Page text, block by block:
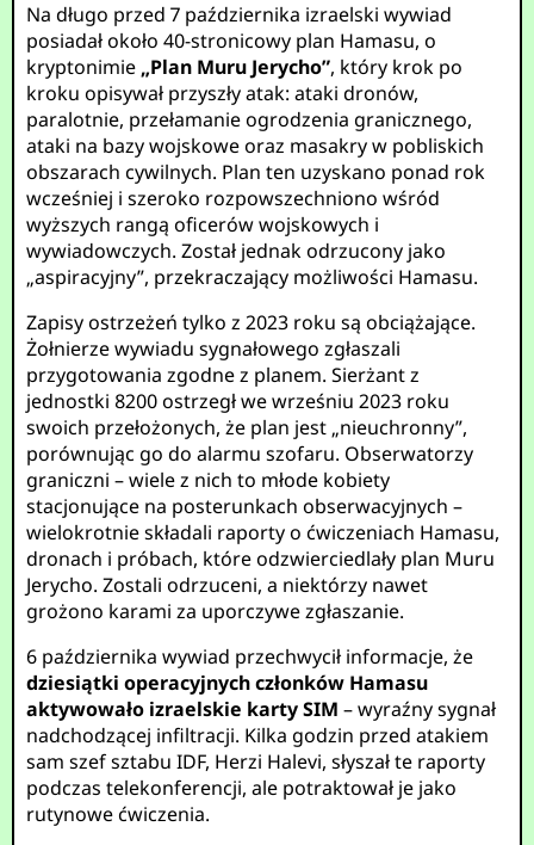
Na długo przed 7 października izraelski wywiad
posiadał około 40-stronicowy plan Hamasu, o
kryptonimie „Plan Muru Jerycho”, który krok po
kroku opisywał przyszły atak: ataki dronów,
paralotnie, przełamanie ogrodzenia granicznego,
ataki na bazy wojskowe oraz masakry w pobliskich
obszarach cywilnych. Plan ten uzyskano ponad rok
wcześniej i szeroko rozpowszechniono wśród
wyższych rangą oficerów wojskowych i
wywiadowczych. Został jednak odrzucony jako
„aspiracyjny”, przekraczający możliwości Hamasu.
Zapisy ostrzeżeń tylko z 2023 roku są obciążające.
Żołnierze wywiadu sygnałowego zgłaszali
przygotowania zgodne z planem. Sierżant z
jednostki 8200 ostrzegł we wrześniu 2023 roku
swoich przełożonych, że plan jest „nieuchronny”,
porównując go do alarmu szofaru. Obserwatorzy
graniczni – wiele z nich to młode kobiety
stacjonujące na posterunkach obserwacyjnych –
wielokrotnie składali raporty o ćwiczeniach Hamasu,
dronach i próbach, które odzwierciedlały plan Muru
Jerycho. Zostali odrzuceni, a niektórzy nawet
grożono karami za uporczywe zgłaszanie.
6 października wywiad przechwycił informacje, że
dziesiątki operacyjnych członków Hamasu
aktywowało izraelskie karty SIM – wyraźny sygnał
nadchodzącej infiltracji. Kilka godzin przed atakiem
sam szef sztabu IDF, Herzi Halevi, słyszał te raporty
podczas telekonferencji, ale potraktował je jako
rutynowe ćwiczenia.